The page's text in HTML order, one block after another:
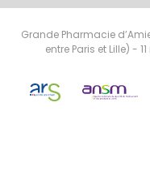
Grande Pharmacie
entre Paris et Lille) -